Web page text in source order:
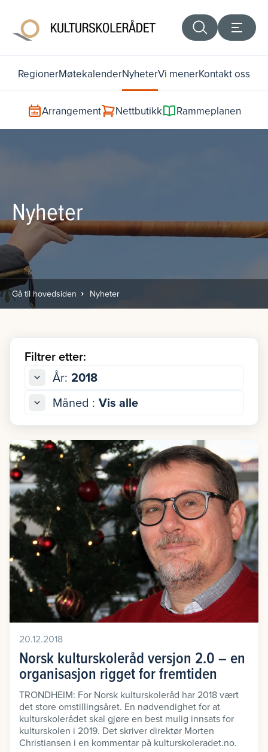
RegionerMøtekalenderNyheterVi menerKontakt oss
Arrangement Nettbutikk Rammeplanen
Nyheter
Gå til hovedsiden Nyheter
Filtrer etter:
År: 2018
Måned : Vis alle
20.12.2018
Norsk kulturskoleråd versjon 2.0 – en
organisasjon rigget for fremtiden
TRONDHEIM: For Norsk kulturskoleråd har 2018 vært
det store omstillingsåret. En nødvendighet for at
kulturskolerådet skal gjøre en best mulig innsats for
kulturskolen i 2019. Det skriver direktør Morten
Christiansen i en kommentar på kulturskoleradet.no.